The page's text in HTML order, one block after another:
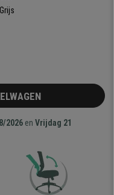
Grijs
2026 en Vrijdag 21